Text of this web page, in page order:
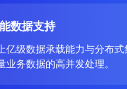
数据支持
亿级数据承载能力与分布
业务数据的高并发处理。